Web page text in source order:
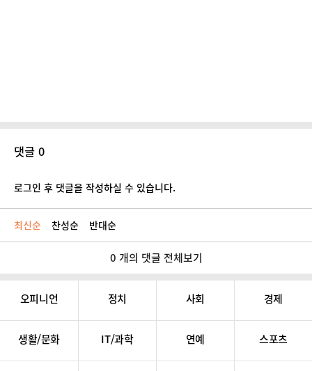
댓글 0
로그인 후 댓글을 작성하실 수 있습니다.
최신순 찬성순 반대순
0 개의 댓글 전체보기
오피니언 정치 사회 경제
생활/문화 IT/과학 연예 스포츠